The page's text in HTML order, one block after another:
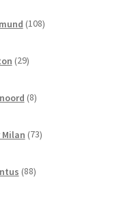
108izdelkov
29izdelkov
8izdelkov
73izdelkov
88izdelkov